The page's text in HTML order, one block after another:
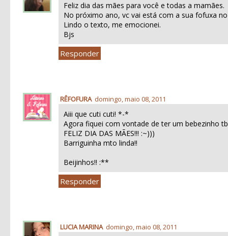
Feliz dia das mães para você e todas a mamães.
No próximo ano, vc vai está com a sua fofuxa
Lindo o texto, me emocionei.
Bjs
Responder
RÊFOFURA domingo, maio 08, 2011
Aiii que cuti cuti! *-*
Agora fiquei com vontade de ter um bebezinho
FELIZ DIA DAS MÃES!!! :~)))
Barriguinha mto linda!!
Beijinhos!! :**
Responder
LUCIA MARINA domingo, maio 08, 2011